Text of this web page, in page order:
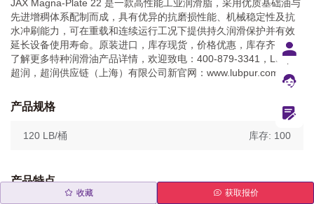
收藏 获取报价
JAX Magna-Plate 22 是一款高性能工业润滑脂，采用优质基础油与
先进增稠体系配制而成，具有优异的抗磨损性能、机械稳定性及抗
水冲刷能力，可在重载和连续运行工况下提供持久润滑保护并有效
延长设备使用寿命。原装进口，库存现货，价格优惠，库存齐全！
了解更多特种润滑油产品详情，欢迎致电：400-879-3341，Lubpur
超润，超润供应链（上海）有限公司新官网：www.lubpur.com
产品规格
120 LB/桶 库存: 100
产品特点